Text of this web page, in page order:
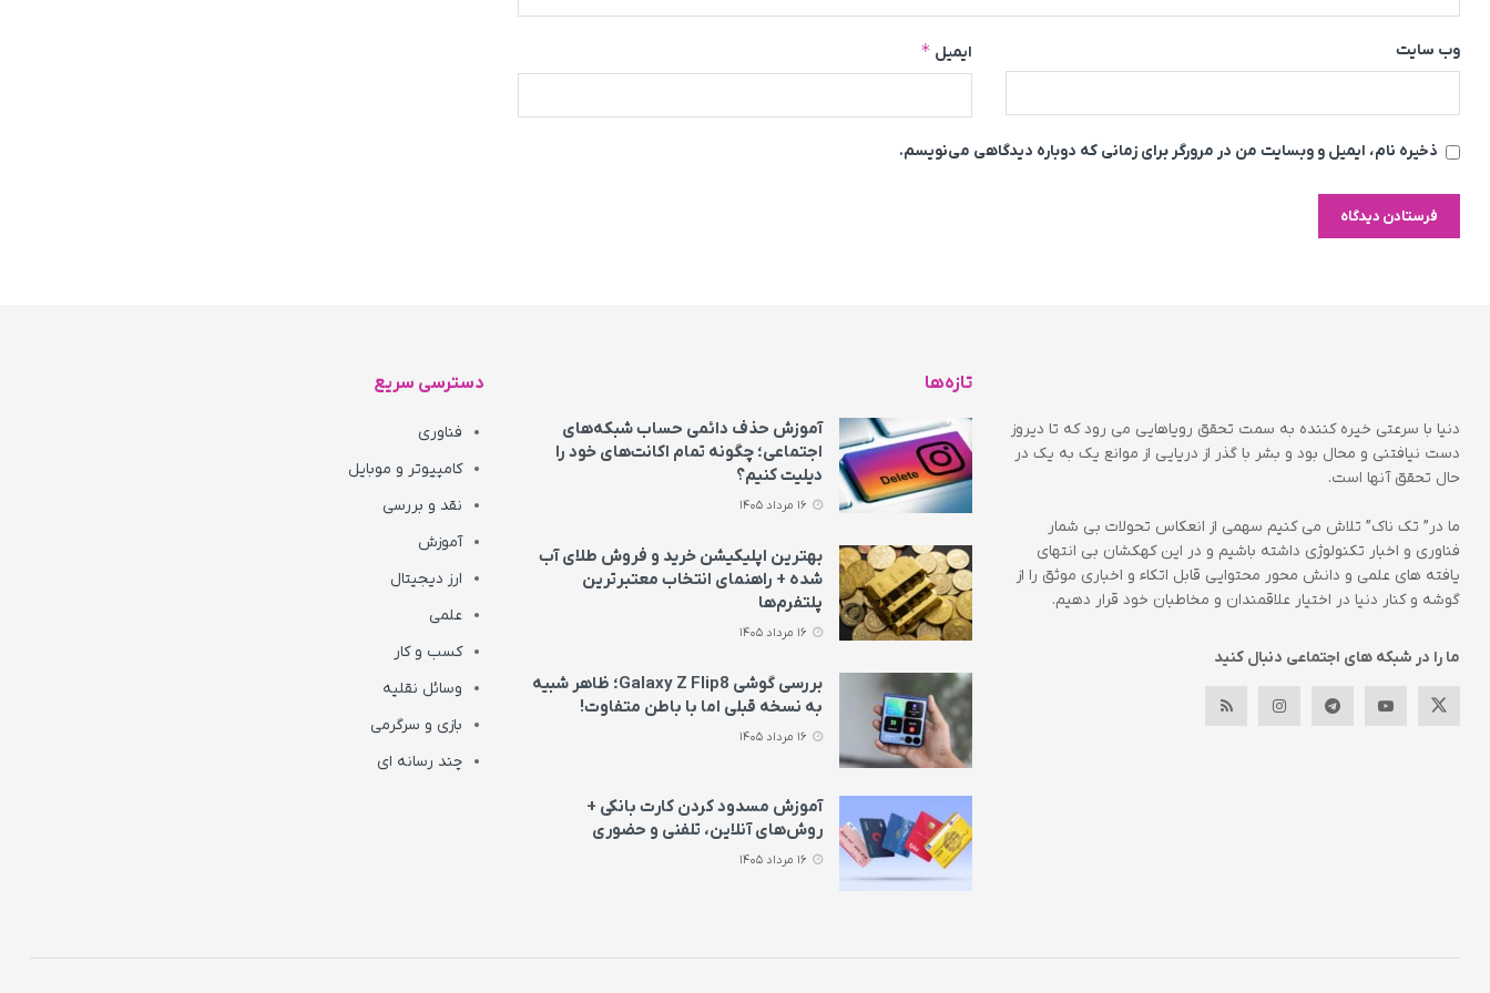
ایمیل * وب‌ سایت
ذخیره نام، ایمیل و وبسایت من در مرورگر برای زمانی که دوباره دیدگاهی می‌نویسم.
دنیا با سرعتی خیره کننده به سمت تحقق رویاهایی می رود که تا دیروز
دست نیافتنی و محال بود و بشر با گذر از دریایی از موانع یک به یک در
حال تحقق آنها است.
ما در” تک ناک” تلاش می کنیم سهمی از انعکاس تحولات بی شمار
فناوری و اخبار تکنولوژی داشته باشیم و در این کهکشان بی انتهای
یافته های علمی و دانش محور محتوایی قابل اتکاء و اخباری موثق را از
گوشه و کنار دنیا در اختیار علاقمندان و مخاطبان خود قرار دهیم.
ما را در شبکه های اجتماعی دنبال کنید
تازه‌ها
آموزش حذف دائمی حساب شبکه‌های
اجتماعی؛ چگونه تمام اکانت‌های خود را
دیلیت کنیم؟
بهترین اپلیکیشن خرید و فروش طلای آب
شده + راهنمای انتخاب معتبرترین
پلتفرم‌ها
بررسی گوشی Galaxy Z Flip8؛ ظاهر شبیه
به نسخه قبلی اما با باطن متفاوت!
آموزش مسدود کردن کارت بانکی +
روش‌های آنلاین، تلفنی و حضوری
دسترسی سریع
فناوری
کامپیوتر و موبایل
نقد و بررسی
آموزش
ارز دیجیتال
علمی
کسب و کار
وسائل نقلیه
بازی و سرگرمی
چند رسانه ای